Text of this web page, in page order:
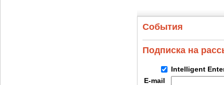
События
Подписка на
Intelligent
E-mail